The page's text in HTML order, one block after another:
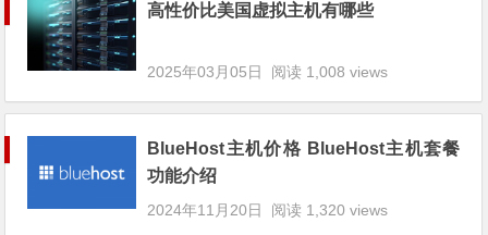
高性价比美国虚拟主机有哪些
2025年03月05日 阅读 1,008 views
BlueHost主机价格 BlueHost主机套餐
功能介绍
2024年11月20日 阅读 1,320 views